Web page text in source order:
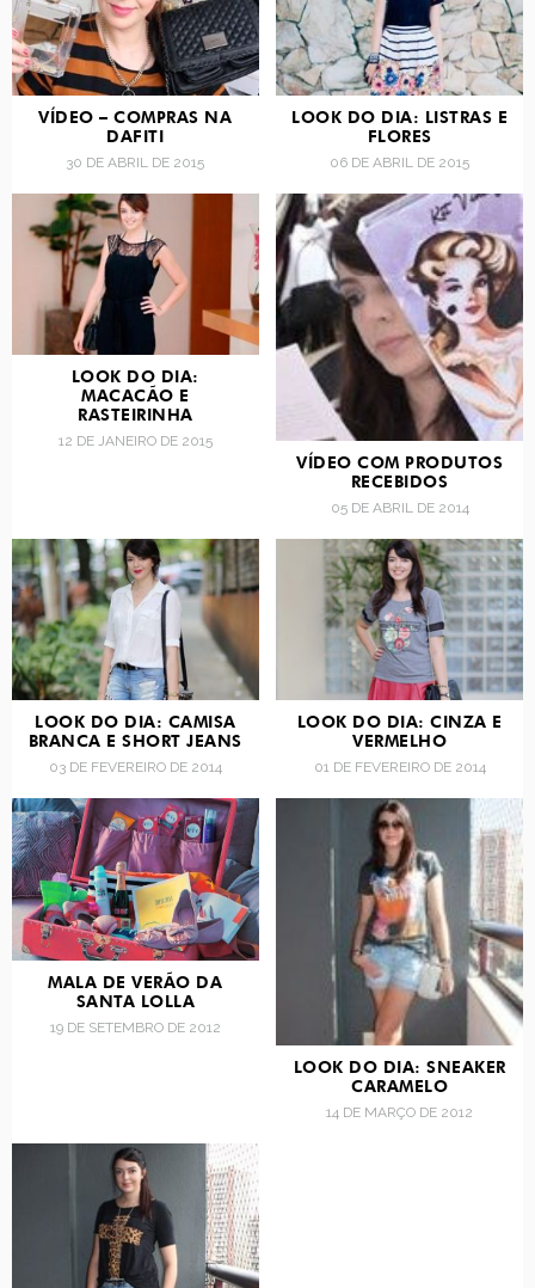
VÍDEO – COMPRAS NA
DAFITI
30 DE ABRIL DE 2015
LOOK DO DIA: LISTRAS E
FLORES
06 DE ABRIL DE 2015
LOOK DO DIA:
MACACÃO E
RASTEIRINHA
12 DE JANEIRO DE 2015
VÍDEO COM PRODUTOS
RECEBIDOS
05 DE ABRIL DE 2014
LOOK DO DIA: CAMISA
BRANCA E SHORT JEANS
03 DE FEVEREIRO DE 2014
LOOK DO DIA: CINZA E
VERMELHO
01 DE FEVEREIRO DE 2014
MALA DE VERÃO DA
SANTA LOLLA
19 DE SETEMBRO DE 2012
LOOK DO DIA: SNEAKER
CARAMELO
14 DE MARÇO DE 2012